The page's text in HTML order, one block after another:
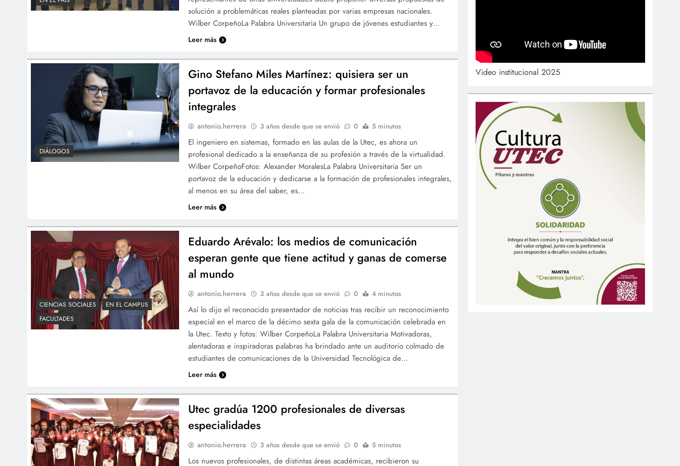
solución a problemáticas reales planteadas por varias empresas nacionales.
Wilber CorpeñoLa Palabra Universitaria Un grupo de jóvenes estudiantes y…
Leer más
DIÁLOGOS
Gino Stefano Miles Martínez: quisiera ser un
portavoz de la educación y formar profesionales
integrales
antonio.herrera 3 años desde que se envió 0 5 minutos
El ingeniero en sistemas, formado en las aulas de la Utec, es ahora un
profesional dedicado a la enseñanza de su profesión a través de la virtualidad.
Wilber CorpeñoFotos: Alexander MoralesLa Palabra Universitaria Ser un
portavoz de la educación y dedicarse a la formación de profesionales integrales,
al menos en su área del saber, es…
Leer más
CIENCIAS SOCIALES
EN EL CAMPUS
FACULTADES
Eduardo Arévalo: los medios de comunicación
esperan gente que tiene actitud y ganas de comerse
al mundo
antonio.herrera 3 años desde que se envió 0 4 minutos
Así lo dijo el reconocido presentador de noticias tras recibir un reconocimiento
especial en el marco de la décimo sexta gala de la comunicación celebrada en
la Utec. Texto y fotos: Wilber CorpeñoLa Palabra Universitaria Motivadoras,
alentadoras e inspiradoras palabras ha brindado ante un auditorio colmado de
estudiantes de comunicaciones de la Universidad Tecnológica de…
Leer más
Utec gradúa 1200 profesionales de diversas
especialidades
antonio.herrera 3 años desde que se envió 0 5 minutos
Los nuevos profesionales, de distintas áreas académicas, recibieron su
Video institucional 2025